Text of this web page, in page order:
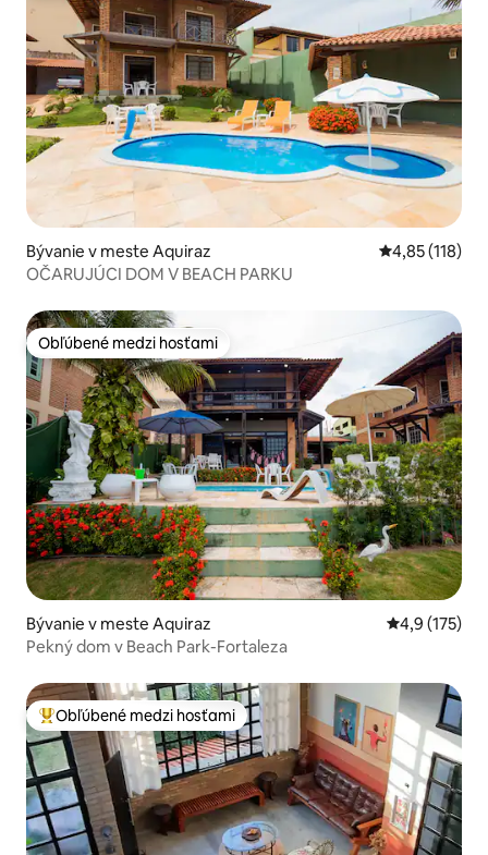
Bývanie v meste Aquiraz Priemerné
4,85 (118)
OČARUJÚCI DOM V BEACH PARKU
Obľúbené medzi hosťami
Obľúbené medzi hosťami
Bývanie v meste Aquiraz Priemerné
4,9 (175)
Pekný dom v Beach Park-Fortaleza
Najobľúbenejšie medzi hosťami
Obľúbené medzi hosťami